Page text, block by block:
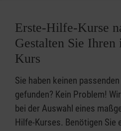
Erste-Hilfe-Kurse
Gestalten Sie
Kurs
Sie haben keinen
gefunden? Kein Problem!
bei der Auswahl eines
Hilfe-Kurses. Benötigen Sie